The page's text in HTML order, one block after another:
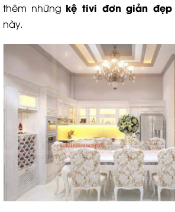
thêm những kệ tivi đơn giản đẹp
này.